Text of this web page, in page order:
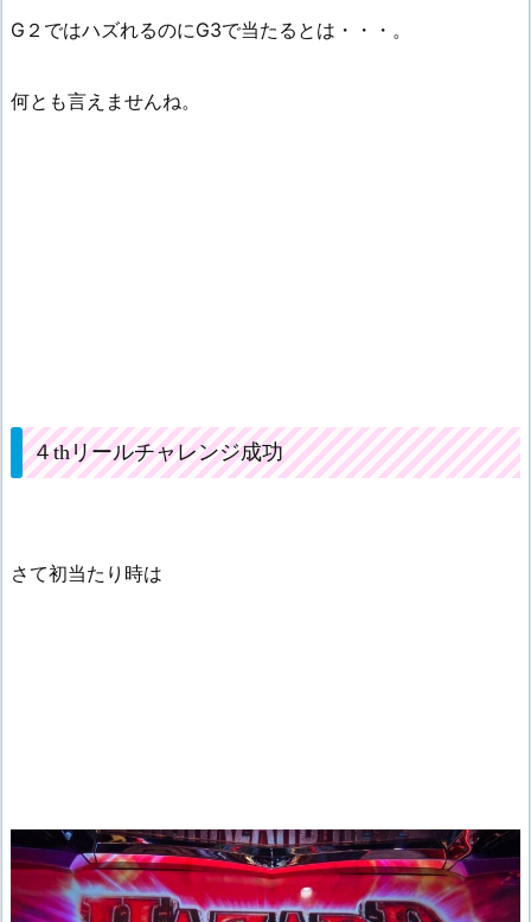
G２ではハズれるのにG3で当たるとは・・・。
何とも言えませんね。
４thリールチャレンジ成功
さて初当たり時は